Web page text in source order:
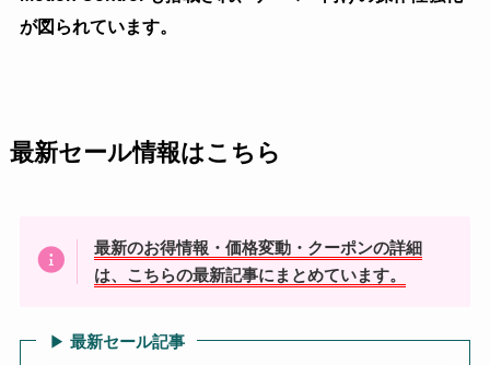
が図られています。
最新セール情報はこちら
最新のお得情報・価格変動・クーポンの詳細
は、こちらの最新記事にまとめています。
▶ 最新セール記事